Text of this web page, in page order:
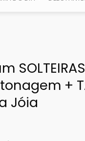
+
Jóia